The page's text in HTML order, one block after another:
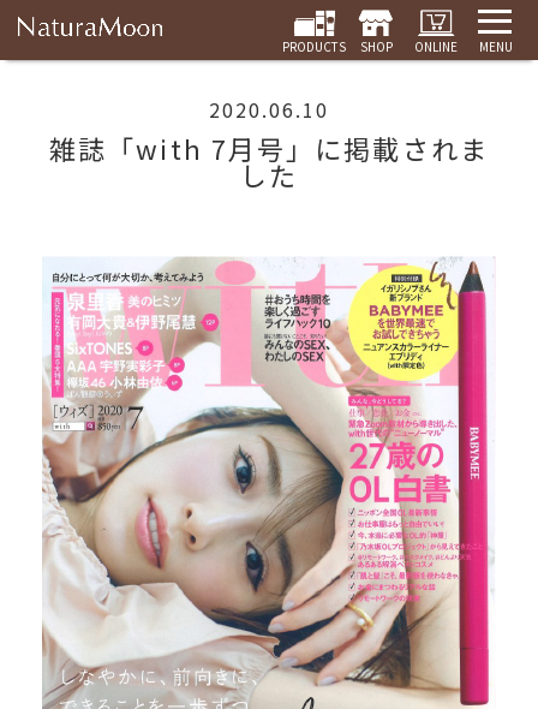
PRODUCTS SHOP ONLINE MENU
2020.06.10
雑誌「with 7月号」に掲載されま
した